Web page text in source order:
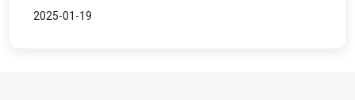
2025-01-19